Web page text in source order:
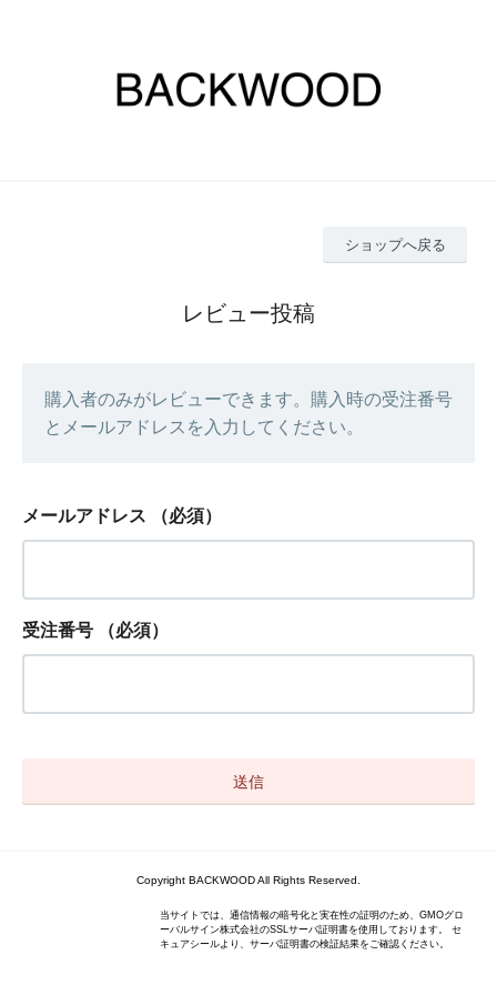
ショップへ戻る
レビュー投稿
購入者のみがレビューできます。購入時の受注番号
とメールアドレスを入力してください。
メールアドレス （必須）
受注番号 （必須）
Copyright BACKWOOD All Rights Reserved.
当サイトでは、通信情報の暗号化と実在性の証明のため、GMOグロ
ーバルサイン株式会社のSSLサーバ証明書を使用しております。 セ
キュアシールより、サーバ証明書の検証結果をご確認ください。